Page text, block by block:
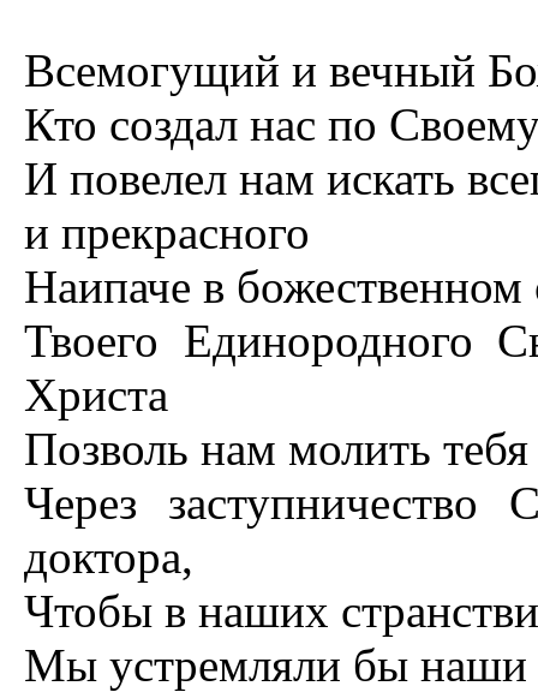
Всемогущий и вечный
Кто создал нас по
И повелел нам искать
и прекрасного
Hаипаче в божественном
Твоего Единородного
Христа
Позволь нам молить тебя
Через заступничество
доктора,
Чтобы в наших
Мы устремляли бы наши